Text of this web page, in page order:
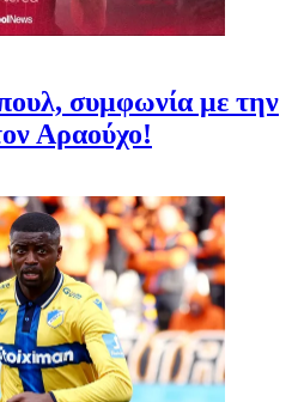
συμφωνία με την
Αραούχο!